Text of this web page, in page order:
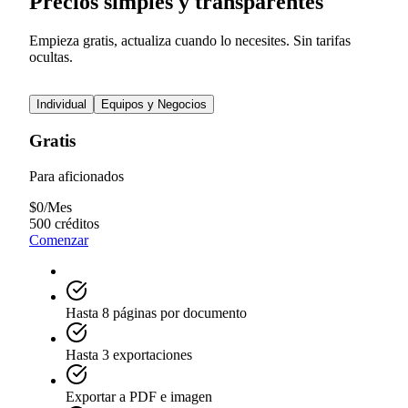
Empieza gratis, actualiza cuando lo necesites. Sin tarifas
ocultas.
Individual Equipos y Negocios
Gratis
Para aficionados
$0/Mes
500 créditos
Comenzar
Hasta 8 páginas por documento
Hasta 3 exportaciones
Exportar a PDF e imagen